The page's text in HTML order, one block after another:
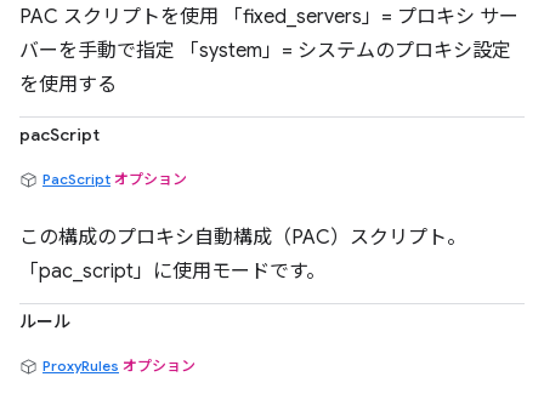
PAC スクリプトを使用 「fixed_servers」= プロキシ サー
バーを手動で指定 「system」= システムのプロキシ設定
を使用する
pacScript
PacScript オプション
この構成のプロキシ自動構成（PAC）スクリプト。
「pac_script」に使用モードです。
ルール
ProxyRules オプション